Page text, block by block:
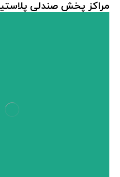
مراکز پخش صندلی